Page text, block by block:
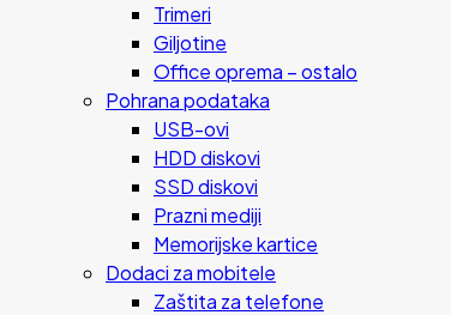
Trimeri
Giljotine
Office oprema – ostalo
Pohrana podataka
USB-ovi
HDD diskovi
SSD diskovi
Prazni mediji
Memorijske kartice
Dodaci za mobitele
Zaštita za telefone